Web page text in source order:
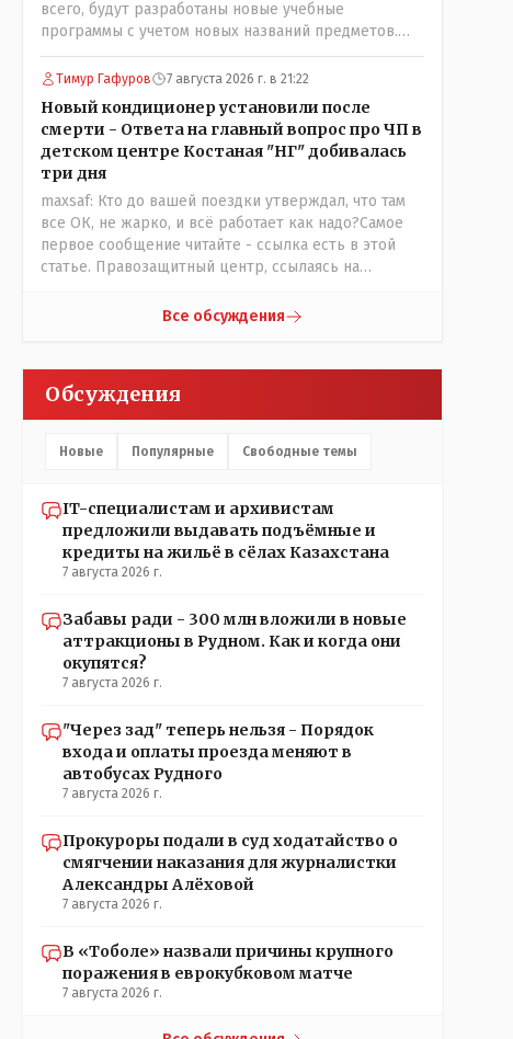
трагедии, вторая часть - информация после
трагедии, когда все уже было исправлено.
всего, будут разработаны новые учебные
программы с учетом новых названий предметов.
Так что предметы - новые. Хоть и
переименованные)
Тимур Гафуров 7 августа 2026 г. в 21:22
Новый кондиционер установили после
смерти - Ответа на главный вопрос про ЧП в
детском центре Костаная "НГ" добивалась
три дня
maxsaf: Кто до вашей поездки утверждал, что там
все ОК, не жарко, и всё работает как надо?Самое
первое сообщение читайте - ссылка есть в этой
статье. Правозащитный центр, ссылаясь на
чате, которые прислали ему в виде
времени их установили только в помещениях,
предназначенных для административно-
управленческого персонала. И Также в каждой
группе установлены кондиционеры, питьевой и
контроль, учитывая погодные условия в это лето.
Мы решили. что это - противоречие. Вы считаете
иначе?
Все обсуждения
Обсуждения
Новые Популярные Свободные темы
IT-специалистам и архивистам
предложили выдавать подъёмные и
кредиты на жильё в сёлах Казахстана
7 августа 2026 г.
Забавы ради - 300 млн вложили в новые
аттракционы в Рудном. Как и когда они
окупятся?
7 августа 2026 г.
"Через зад" теперь нельзя - Порядок
входа и оплаты проезда меняют в
автобусах Рудного
7 августа 2026 г.
Прокуроры подали в суд ходатайство о
смягчении наказания для журналистки
Александры Алёховой
7 августа 2026 г.
В «Тоболе» назвали причины крупного
поражения в еврокубковом матче
7 августа 2026 г.